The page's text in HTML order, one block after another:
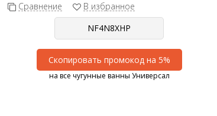
Сравнение В избранное
Скопировать промокод на 5%
на все чугунные ванны Универсал